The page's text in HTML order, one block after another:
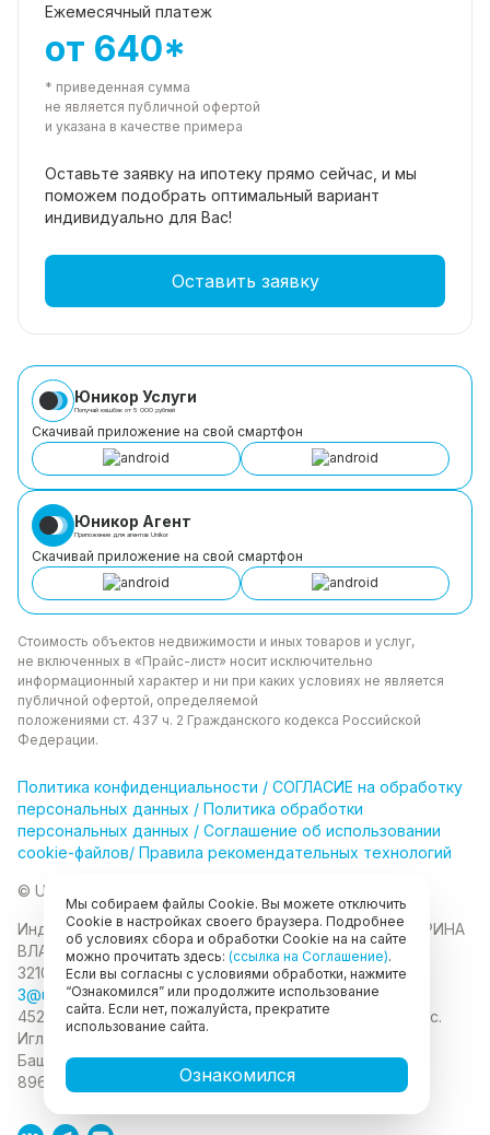
Ежемесячный платеж
от 640*
* приведенная сумма
не является публичной офертой
и указана в качестве примера
Оставьте заявку на ипотеку прямо сейчас, и мы
поможем подобрать оптимальный вариант
индивидуально для Вас!
Оставить заявку
Юникор Услуги
Получай кешбэк от 5 000 рублей
Скачивай приложение на свой смартфон
Юникор Агент
Приложение для агентов Unikor
Скачивай приложение на свой смартфон
Стоимость объектов недвижимости и иных товаров и услуг,
не включенных в «Прайс-лист» носит исключительно
информационный характер и ни при каких условиях не является
публичной офертой, определяемой
положениями ст. 437 ч. 2 Гражданского кодекса Российской
Федерации.
Политика конфиденциальности / СОГЛАСИЕ на обработку
персональных данных / Политика обработки
персональных данных / Соглашение об использовании
cookie-файлов/ Правила рекомендательных технологий
© Unikor 2026
Индивидуальный предприниматель КОЛОМАСОВА ИРИНА
ВЛАДИМИРОВНАИНН 022403630403 ОГРНИП
321028000134889
3@unikor.company
452410, Республика Башкортостан, Иглинский район, с.
Иглино, ул. Вербная, д. 9
Башкортостан, город Уфа, ул. Мустая Карима, д.6
89625477020
Мы собираем файлы Cookie. Вы можете отключить
Cookie в настройках своего браузера. Подробнее
об условиях сбора и обработки Cookie на на сайте
можно прочитать здесь: (ссылка на Соглашение).
Если вы согласны с условиями обработки, нажмите
“Ознакомился” или продолжите использование
сайта. Если нет, пожалуйста, прекратите
использование сайта.
Ознакомился